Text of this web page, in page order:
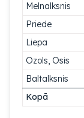
Melnalksnis
Priede
Liepa
Ozols, Osis
Baltalksnis
Kopā